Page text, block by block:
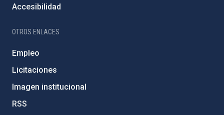
Accesibilidad
OTROS ENLACES
Empleo
Licitaciones
Imagen institucional
RSS